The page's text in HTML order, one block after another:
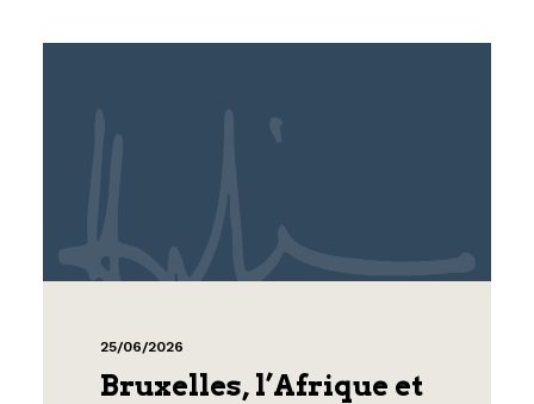
25/06/2026
Bruxelles, l’Afrique et